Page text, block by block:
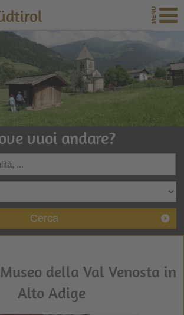
vuoi andare?
Cerca
della Val Venosta in
Alto Adige